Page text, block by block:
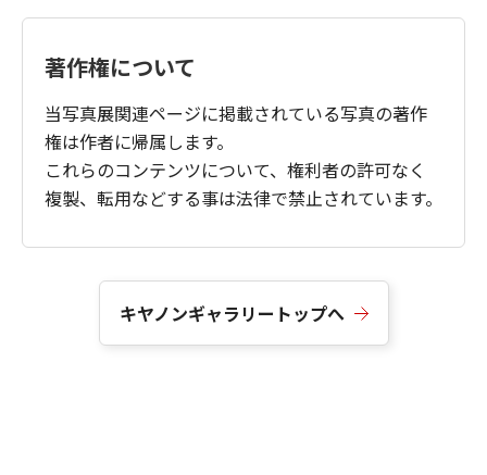
著作権について
当写真展関連ページに掲載されている写真の著作
権は作者に帰属します。
これらのコンテンツについて、権利者の許可なく
複製、転用などする事は法律で禁止されています。
キヤノンギャラリートップへ